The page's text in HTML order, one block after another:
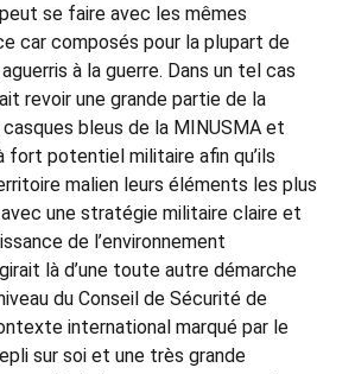
se faire avec les mêmes
car composés pour la plupart de
à la guerre. Dans un tel cas
revoir une grande partie de la
bleus de la MINUSMA et
fort potentiel militaire afin qu’ils
malien leurs éléments les plus
une stratégie militaire claire et
de l’environnement
là d’une toute autre démarche
du Conseil de Sécurité de
international marqué par le
sur soi et une très grande